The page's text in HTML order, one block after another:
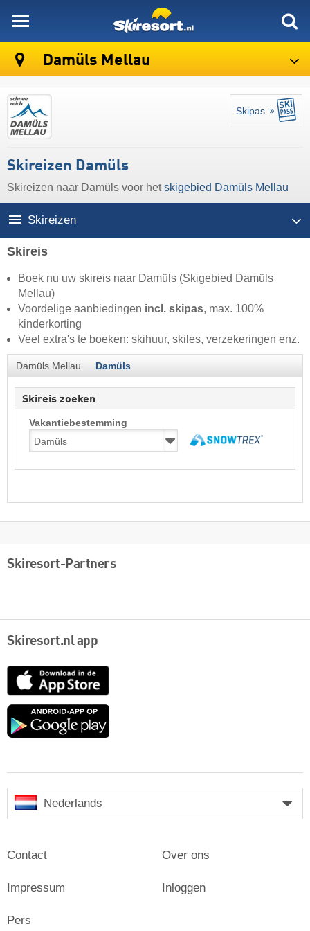
Damüls Mellau
Skipas
Skireizen Damüls
Skireizen naar Damüls voor hetskigebied Damüls Mellau
Skireizen
Skireis
Boek nu uw skireis naar Damüls (Skigebied Damüls
Mellau)
Voordelige aanbiedingen incl. skipas, max. 100%
kinderkorting
Veel extra's te boeken: skihuur, skiles, verzekeringen enz.
Damüls Mellau Damüls
Skireis zoeken
Vakantiebestemming
Skiresort-Partners
Skiresort.nl app
App
Google
Nederlands
Contact
Impressum
Pers
Over ons
Inloggen